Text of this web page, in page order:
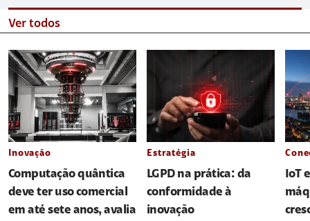
Ver todos
Inovação
Computação quântica
deve ter uso comercial
em até sete anos, avalia
Estratégia
LGPD na prática: da
conformidade à
inovação
IoT